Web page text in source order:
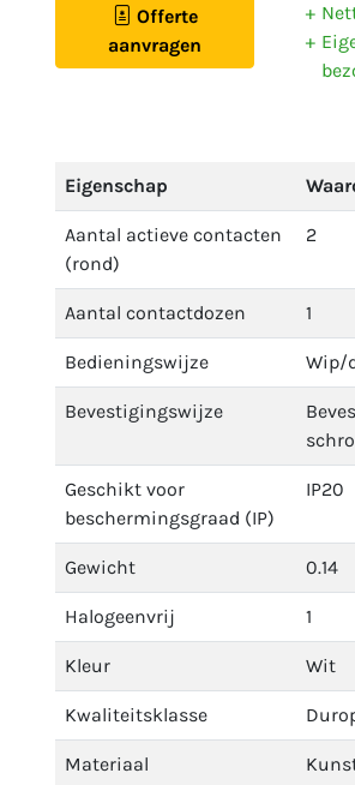
Offerte
aanvragen
Eigenschap
Aantal actieve contacten
(rond)
2
Aantal contactdozen 1
Bedieningswijze Wip/
Bevestigingswijze
Geschikt voor
beschermingsgraad (IP)
IP20
Gewicht 0.14
Halogeenvrij 1
Kleur Wit
Kwaliteitsklasse
Materiaal